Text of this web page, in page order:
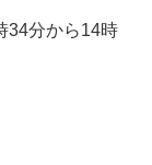
分から14時